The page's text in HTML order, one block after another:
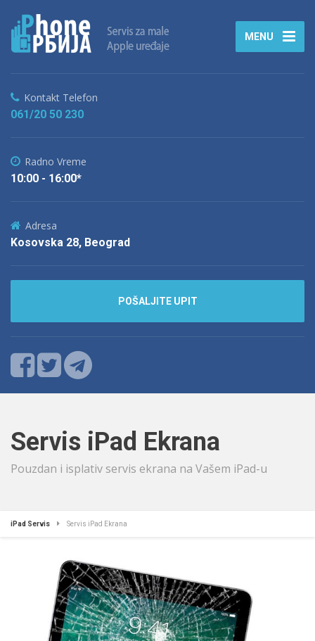
MENU
Kontakt Telefon
061/20 50 230
Radno Vreme
10:00 - 16:00*
Adresa
Kosovska 28, Beograd
POŠALJITE UPIT
Servis iPad Ekrana
Pouzdan i isplativ servis ekrana na Vašem iPad-u
iPad Servis Servis iPad Ekrana